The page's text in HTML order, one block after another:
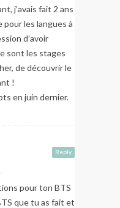
j’avais fait 2 ans
pour les langues à
d’avoir
sont les stages
de découvrir le
!
en juin dernier.
Reply
pour ton BTS
que tu as fait et